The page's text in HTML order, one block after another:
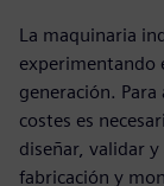
La maquinaria
experimentando
generación.
costes es
diseñar, validar
fabricación y